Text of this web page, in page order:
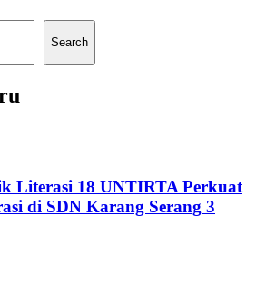
Search
Literasi 18 UNTIRTA Perkuat
di SDN Karang Serang 3